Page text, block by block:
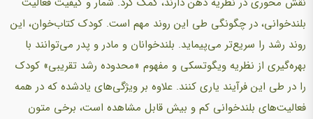
بلندخوانی، در چگونگی طی این روند مهم است. کودک کتاب‌خوان، این
روند رشد را سریع‌تر می‌پیماید. بلندخوانان و مادر و پدر می‌توانند با
بهره‌گیری از نظریه ویگوتسکی و مفهوم «محدوده رشد تقریبی» کودک
را در طی این فرآیند یاری کنند. علاوه بر ویژگی‌های یادشده که در همه
فعالیت‌های بلندخوانی کم و بیش قابل مشاهده است، برخی متون